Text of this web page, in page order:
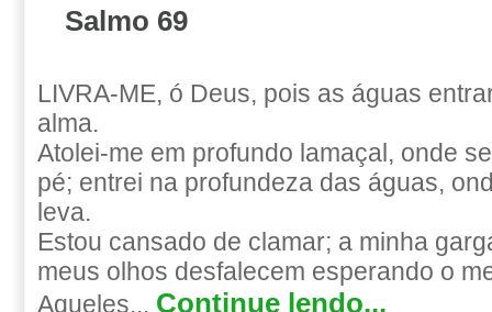
Salmo 69
LIVRA-ME, ó Deus, pois as águas
alma.
Atolei-me em profundo lamaçal, onde
pé; entrei na profundeza das águas,
leva.
Estou cansado de clamar; a minha
meus olhos desfalecem esperando o
Aqueles... Continue lendo...